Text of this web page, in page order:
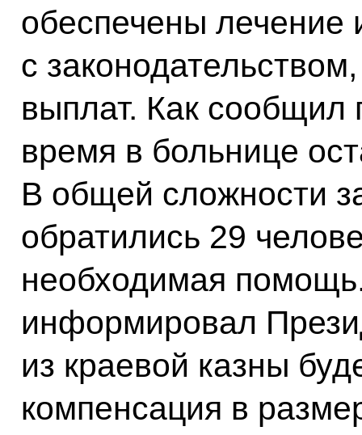
обеспечены лечение
с
выплат. Как сообщил
время в больнице
В общей сложности
обратились 29
необходимая
информировал
из краевой казны
компенсация в